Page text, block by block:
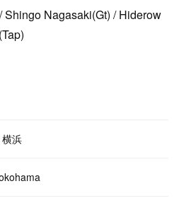
Shingo Nagasaki(Gt) / Hiderow
浜